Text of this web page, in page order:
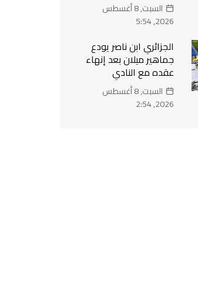
السبت, 8 أغسطس
2026, 5:54
الجزائري ابن ناصر يودع
جماهير ميلان بعد إنهاء
عقده مع النادي
السبت, 8 أغسطس
2026, 2:54